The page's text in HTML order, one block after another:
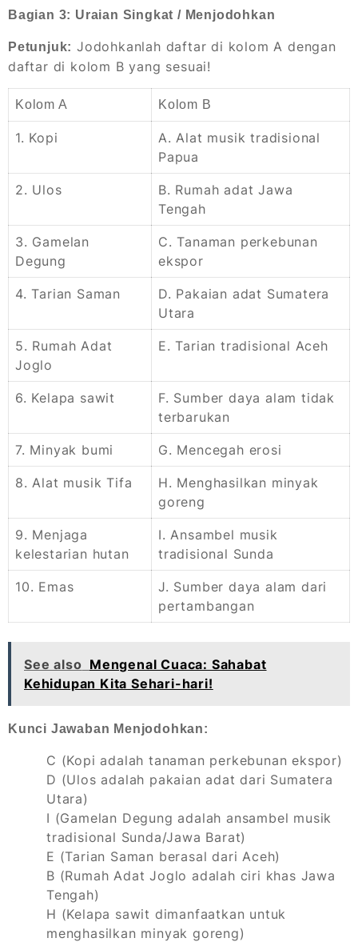
Bagian 3: Uraian Singkat / Menjodohkan
Petunjuk: Jodohkanlah daftar di kolom A dengan
daftar di kolom B yang sesuai!
Kolom A Kolom B
1. Kopi
A. Alat musik tradisional
Papua
2. Ulos
B. Rumah adat Jawa
Tengah
3. Gamelan
Degung
C. Tanaman perkebunan
ekspor
4. Tarian Saman
D. Pakaian adat Sumatera
Utara
5. Rumah Adat
Joglo
E. Tarian tradisional Aceh
6. Kelapa sawit
F. Sumber daya alam tidak
terbarukan
7. Minyak bumi G. Mencegah erosi
8. Alat musik Tifa
H. Menghasilkan minyak
goreng
9. Menjaga
kelestarian hutan
I. Ansambel musik
tradisional Sunda
10. Emas
J. Sumber daya alam dari
pertambangan
See also Mengenal Cuaca: Sahabat
Kehidupan Kita Sehari-hari!
Kunci Jawaban Menjodohkan:
C (Kopi adalah tanaman perkebunan ekspor)
D (Ulos adalah pakaian adat dari Sumatera
Utara)
I (Gamelan Degung adalah ansambel musik
tradisional Sunda/Jawa Barat)
E (Tarian Saman berasal dari Aceh)
B (Rumah Adat Joglo adalah ciri khas Jawa
Tengah)
H (Kelapa sawit dimanfaatkan untuk
menghasilkan minyak goreng)